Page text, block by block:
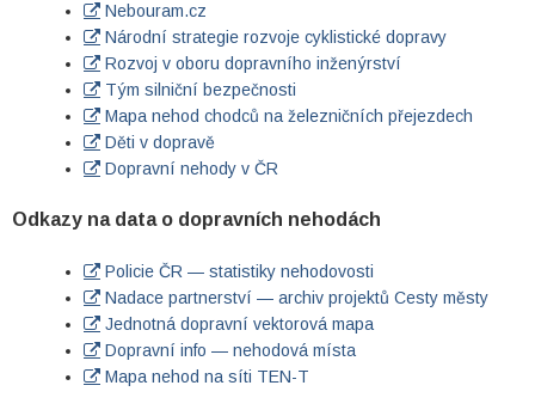
Nebouram.cz
Národní strategie rozvoje cyklistické dopravy
Rozvoj v oboru dopravního inženýrství
Tým silniční bezpečnosti
Mapa nehod chodců na železničních přejezdech
Děti v dopravě
Dopravní nehody v ČR
Odkazy na data o dopravních nehodách
Policie ČR — statistiky nehodovosti
Nadace partnerství — archiv projektů Cesty městy
Jednotná dopravní vektorová mapa
Dopravní info — nehodová místa
Mapa nehod na síti TEN-T